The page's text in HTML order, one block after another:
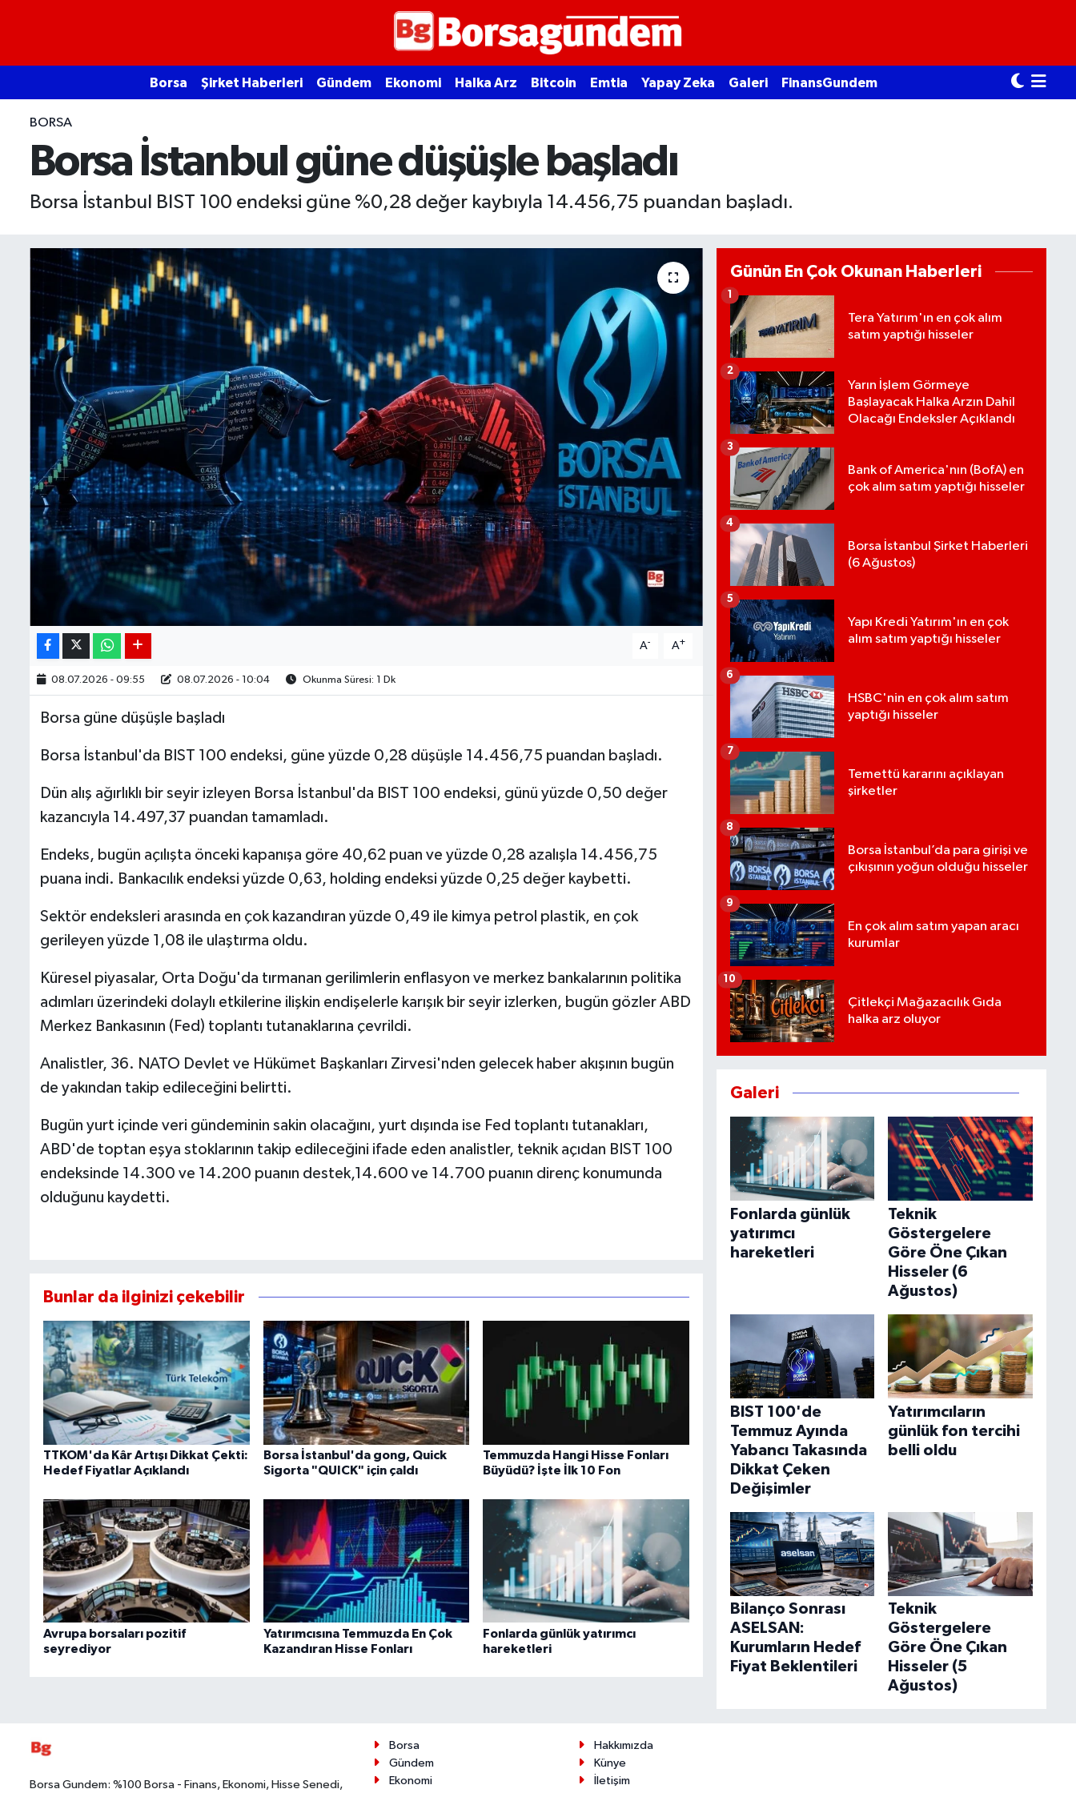
Borsa Şirket Haberleri Gündem Ekonomi Halka Arz Bitcoin Emtia Yapay Zeka Galeri FinansGundem
BORSA
Borsa İstanbul güne düşüşle başladı
Borsa İstanbul BIST 100 endeksi güne %0,28 değer kaybıyla 14.456,75 puandan başladı.
A- A+
08.07.2026 - 09:55 08.07.2026 - 10:04 Okunma Süresi: 1 Dk
Borsa güne düşüşle başladı
Borsa İstanbul'da BIST 100 endeksi, güne yüzde 0,28 düşüşle 14.456,75 puandan başladı.
Dün alış ağırlıklı bir seyir izleyen Borsa İstanbul'da BIST 100 endeksi, günü yüzde 0,50 değer
kazancıyla 14.497,37 puandan tamamladı.
Endeks, bugün açılışta önceki kapanışa göre 40,62 puan ve yüzde 0,28 azalışla 14.456,75
puana indi. Bankacılık endeksi yüzde 0,63, holding endeksi yüzde 0,25 değer kaybetti.
Sektör endeksleri arasında en çok kazandıran yüzde 0,49 ile kimya petrol plastik, en çok
gerileyen yüzde 1,08 ile ulaştırma oldu.
Küresel piyasalar, Orta Doğu'da tırmanan gerilimlerin enflasyon ve merkez bankalarının politika
adımları üzerindeki dolaylı etkilerine ilişkin endişelerle karışık bir seyir izlerken, bugün gözler ABD
Merkez Bankasının (Fed) toplantı tutanaklarına çevrildi.
Analistler, 36.⁠ ⁠NATO Devlet ve Hükümet Başkanları Zirvesi'nden gelecek haber akışının bugün
de yakından takip edileceğini belirtti.
Bugün yurt içinde veri gündeminin sakin olacağını, yurt dışında ise Fed toplantı tutanakları,
ABD'de toptan eşya stoklarının takip edileceğini ifade eden analistler, teknik açıdan BIST 100
endeksinde 14.300 ve 14.200 puanın destek,14.600 ve 14.700 puanın direnç konumunda
olduğunu kaydetti.
Bunlar da ilginizi çekebilir
TTKOM'da Kâr Artışı Dikkat Çekti:
Hedef Fiyatlar Açıklandı
Borsa İstanbul'da gong, Quick
Sigorta "QUICK" için çaldı
Temmuzda Hangi Hisse Fonları
Büyüdü? İşte İlk 10 Fon
Avrupa borsaları pozitif
seyrediyor
Yatırımcısına Temmuzda En Çok
Kazandıran Hisse Fonları
Fonlarda günlük yatırımcı
hareketleri
Günün En Çok Okunan Haberleri
Tera Yatırım'ın en çok alım
satım yaptığı hisseler
1
Yarın İşlem Görmeye
Başlayacak Halka Arzın Dahil
Olacağı Endeksler Açıklandı
2
Bank of America'nın (BofA) en
çok alım satım yaptığı hisseler
3
Borsa İstanbul Şirket Haberleri
(6 Ağustos)
4
Yapı Kredi Yatırım'ın en çok
alım satım yaptığı hisseler
5
HSBC'nin en çok alım satım
yaptığı hisseler
6
Temettü kararını açıklayan
şirketler
7
Borsa İstanbul’da para girişi ve
çıkışının yoğun olduğu hisseler
8
En çok alım satım yapan aracı
kurumlar
9
Çitlekçi Mağazacılık Gıda
halka arz oluyor
10
Galeri
Fonlarda günlük
yatırımcı
hareketleri
Teknik
Göstergelere
Göre Öne Çıkan
Hisseler (6
Ağustos)
BIST 100'de
Temmuz Ayında
Yabancı Takasında
Dikkat Çeken
Değişimler
Yatırımcıların
günlük fon tercihi
belli oldu
Bilanço Sonrası
ASELSAN:
Kurumların Hedef
Fiyat Beklentileri
Teknik
Göstergelere
Göre Öne Çıkan
Hisseler (5
Ağustos)
Borsa Gundem: %100 Borsa - Finans, Ekonomi, Hisse Senedi,
Borsa
Hakkımızda
Gündem
Künye
Ekonomi
İletişim
Ekonomi
Emtia
Bitcoin
Şirket Haberleri
Borsa Gundem
BIST 100 Isı Haritası
Coin Isı Haritası
Ekonomik Takvim
Kiripto Para Piyasası
Gizlilik Sözleşmesi
Hakkımızda
İletişim